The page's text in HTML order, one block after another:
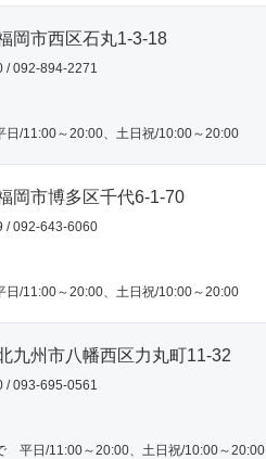
岡市西区石丸1-3-18
/ 092-894-2271
/11:00～20:00、土日祝/10:00～20:00
岡市博多区千代6-1-70
/ 092-643-6060
/11:00～20:00、土日祝/10:00～20:00
九州市八幡西区力丸町11-32
/ 093-695-0561
平日/11:00～20:00、土日祝/10:00～20:00